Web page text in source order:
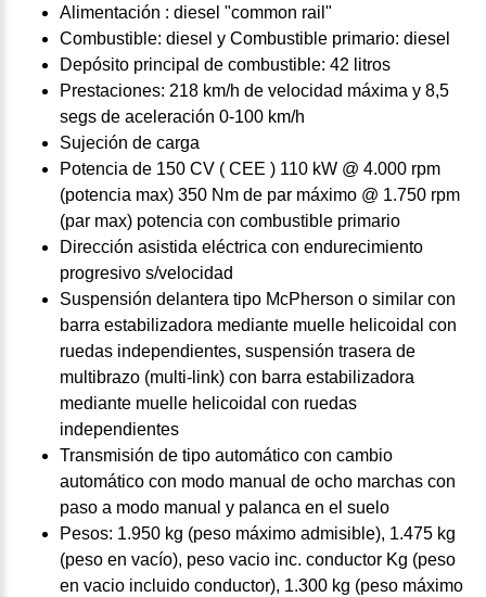
Alimentación : diesel "common rail"
Combustible: diesel y Combustible primario: diesel
Depósito principal de combustible: 42 litros
Prestaciones: 218 km/h de velocidad máxima y 8,5
segs de aceleración 0-100 km/h
Sujeción de carga
Potencia de 150 CV ( CEE ) 110 kW @ 4.000 rpm
(potencia max) 350 Nm de par máximo @ 1.750 rpm
(par max) potencia con combustible primario
Dirección asistida eléctrica con endurecimiento
progresivo s/velocidad
Suspensión delantera tipo McPherson o similar con
barra estabilizadora mediante muelle helicoidal con
ruedas independientes, suspensión trasera de
multibrazo (multi-link) con barra estabilizadora
mediante muelle helicoidal con ruedas
independientes
Transmisión de tipo automático con cambio
automático con modo manual de ocho marchas con
paso a modo manual y palanca en el suelo
Pesos: 1.950 kg (peso máximo admisible), 1.475 kg
(peso en vacío), peso vacio inc. conductor Kg (peso
en vacio incluido conductor), 1.300 kg (peso máximo